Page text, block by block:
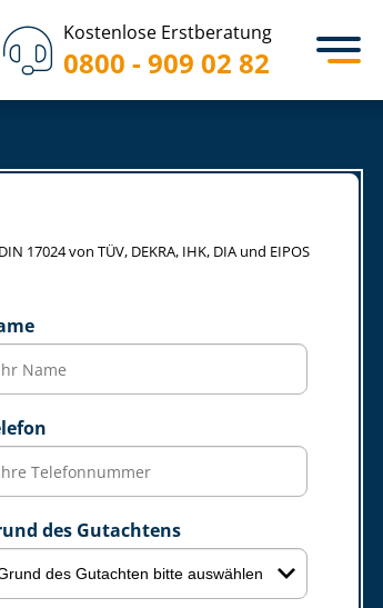
Kostenlose Erstberatung
0800 - 909 02 82
17024 von TÜV, DEKRA, IHK, DIA und EIPOS
des Gutachtens